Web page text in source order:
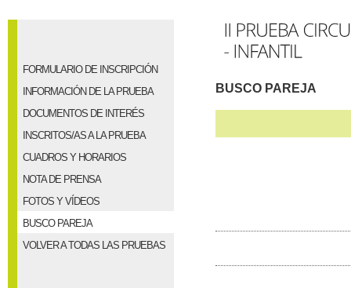
FORMULARIO DE INSCRIPCIÓN
INFORMACIÓN DE LA PRUEBA
DOCUMENTOS DE INTERÉS
INSCRITOS/AS A LA PRUEBA
CUADROS Y HORARIOS
NOTA DE PRENSA
FOTOS Y VÍDEOS
BUSCO PAREJA
VOLVER A TODAS LAS PRUEBAS
BUSCO PAREJA